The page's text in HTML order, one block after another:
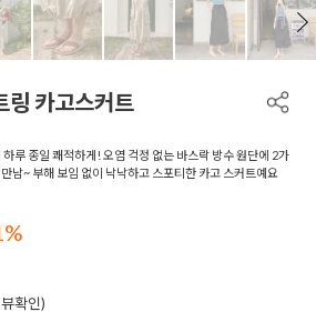
링 카고스커트
루 종일 쾌적하게! 오염 걱정 없는 바스락 방수 원단에 2가
남~ 부해 보임 없이 낙낙하고 스포티한 카고 스커트예요